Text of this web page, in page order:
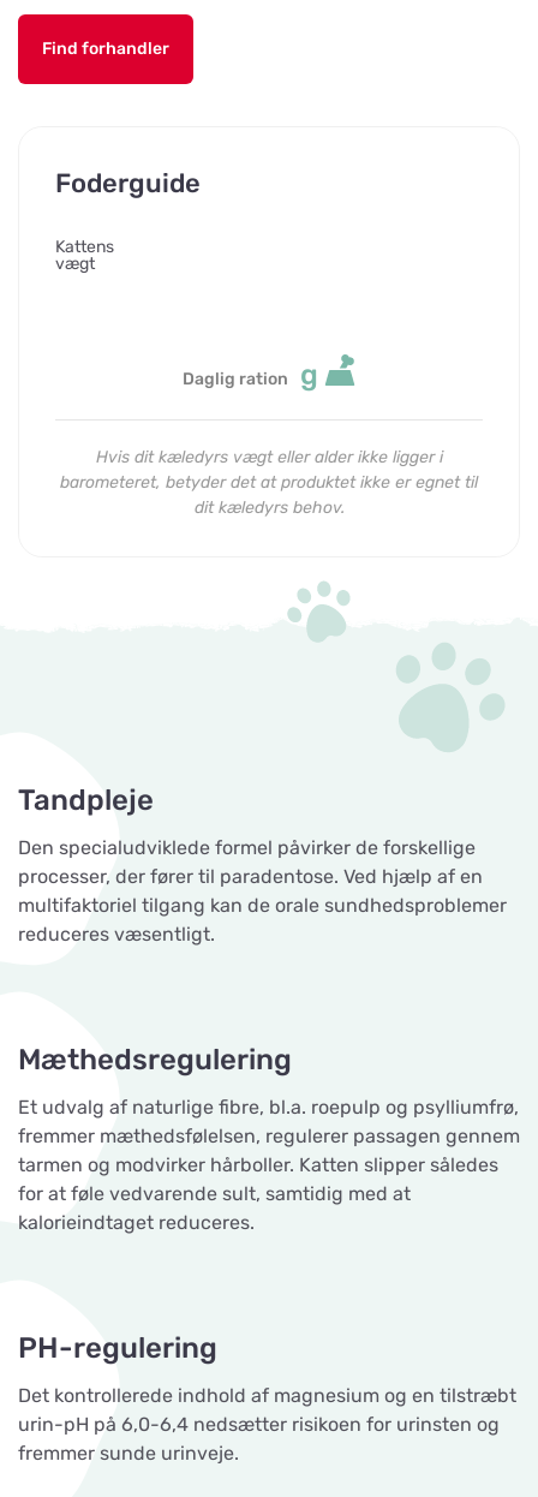
Find forhandler
Foderguide
Kattens
vægt
Daglig ration g
Hvis dit kæledyrs vægt eller alder ikke ligger i
barometeret, betyder det at produktet ikke er egnet til
dit kæledyrs behov.
Tandpleje
Den specialudviklede formel påvirker de forskellige
processer, der fører til paradentose. Ved hjælp af en
multifaktoriel tilgang kan de orale sundhedsproblemer
reduceres væsentligt.
Mæthedsregulering
Et udvalg af naturlige fibre, bl.a. roepulp og psylliumfrø,
fremmer mæthedsfølelsen, regulerer passagen gennem
tarmen og modvirker hårboller. Katten slipper således
for at føle vedvarende sult, samtidig med at
kalorieindtaget reduceres.
PH-regulering
Det kontrollerede indhold af magnesium og en tilstræbt
urin-pH på 6,0-6,4 nedsætter risikoen for urinsten og
fremmer sunde urinveje.